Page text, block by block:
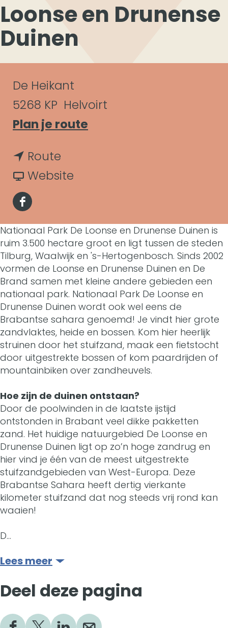
Loonse en Drunense
Duinen
C
o
n
t
a
c
t
De Heikant
5268 KP Helvoirt
Plan je route
a
t
i
o
n
a
a
l
P
a
r
k
D
e
L
e
Route
a
N
a
t
i
o
n
a
a
P
a
r
k
D
e
o
s
e
Website
N
a
t
i
o
n
a
a
P
a
r
k
D
e
s
e
F
a
c
e
b
o
o
k
N
t
i
o
n
a
a
a
k
D
Nationaal Park De Loonse en Drunense Duinen is
ruim 3.500 hectare groot en ligt tussen de steden
Tilburg, Waalwijk en 's-Hertogenbosch. Sinds 2002
vormen de Loonse en Drunense Duinen en De
Brand samen met kleine andere gebieden een
nationaal park. Nationaal Park De Loonse en
Drunense Duinen wordt ook wel eens de
Brabantse sahara genoemd! Je vindt hier grote
zandvlaktes, heide en bossen. Kom hier heerlijk
struinen door het stuifzand, maak een fietstocht
door uitgestrekte bossen of kom paardrijden of
mountainbiken over zandheuvels.
Hoe zijn de duinen ontstaan?
Door de poolwinden in de laatste ijstijd
ontstonden in Brabant veel dikke pakketten
zand. Het huidige natuurgebied De Loonse en
Drunense Duinen ligt op zo’n hoge zandrug en
hier vind je één van de meest uitgestrekte
stuifzandgebieden van West-Europa. Deze
Brabantse Sahara heeft dertig vierkante
kilometer stuifzand dat nog steeds vrij rond kan
waaien!
D…
Lees meer
Deel deze pagina